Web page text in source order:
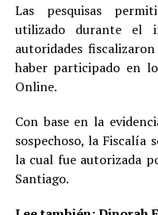
Las pesquisas
utilizado durante el
autoridades
haber participado en
Online.
Con base en la
sospechoso, la Fiscalía
la cual fue autorizada
Santiago.